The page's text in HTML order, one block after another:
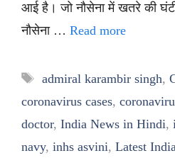
आई है। जो नौसेना में खतरे की
नौसेना … Read more
Tags
admiral karambir singh,
coronavirus cases,
doctor, India News in Hindi,
navy, inhs asvini, Latest